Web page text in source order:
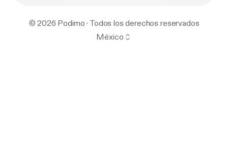
© 2026 Podimo · Todos los derechos reservados
México